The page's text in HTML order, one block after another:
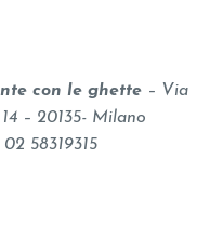
con le ghette – Via
– 20135- Milano
58319315